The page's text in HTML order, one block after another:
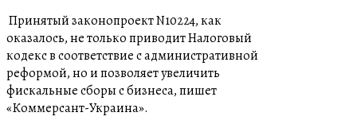
Принятый законопроект N10224, как
оказалось, не только приводит Налоговый
кодекс в соответствие с административной
реформой, но и позволяет увеличить
фискальные сборы с бизнеса, пишет
«Коммерсант-Украина».